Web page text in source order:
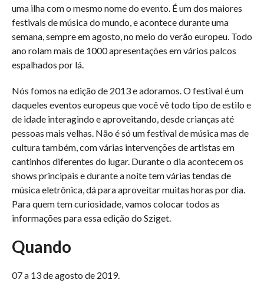
uma ilha com o mesmo nome do evento. É um dos maiores
festivais de música do mundo, e acontece durante uma
semana, sempre em agosto, no meio do verão europeu. Todo
ano rolam mais de 1000 apresentações em vários palcos
espalhados por lá.
Nós fomos na edição de 2013 e adoramos. O festival é um
daqueles eventos europeus que você vê todo tipo de estilo e
de idade interagindo e aproveitando, desde crianças até
pessoas mais velhas. Não é só um festival de música mas de
cultura também, com várias intervenções de artistas em
cantinhos diferentes do lugar. Durante o dia acontecem os
shows principais e durante a noite tem várias tendas de
música eletrônica, dá para aproveitar muitas horas por dia.
Para quem tem curiosidade, vamos colocar todos as
informações para essa edição do Sziget.
Quando
07 a 13 de agosto de 2019.